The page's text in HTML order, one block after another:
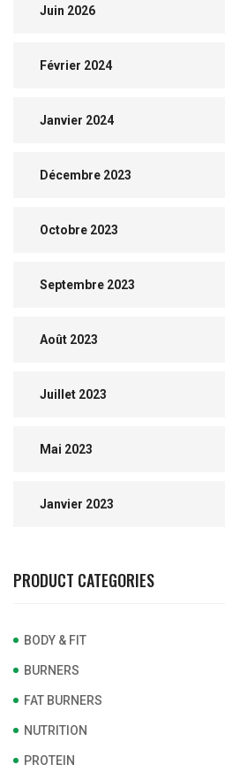
Juin 2026
Février 2024
Janvier 2024
Décembre 2023
Octobre 2023
Septembre 2023
Août 2023
Juillet 2023
Mai 2023
Janvier 2023
PRODUCT CATEGORIES
BODY & FIT
BURNERS
FAT BURNERS
NUTRITION
PROTEIN